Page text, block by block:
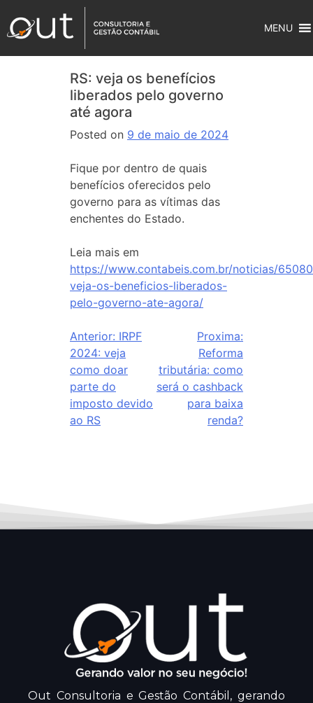
MENU
RS: veja os benefícios
liberados pelo governo
até agora
Posted on 9 de maio de 2024
Fique por dentro de quais
benefícios oferecidos pelo
governo para as vítimas das
enchentes do Estado.
Leia mais em
https://www.contabeis.com.br/noticias/
veja-os-beneficios-liberados-
pelo-governo-ate-agora/
Anterior: IRPF
2024: veja
como doar
parte do
imposto devido
ao RS
Proxima:
Reforma
tributária: como
será o cashback
para baixa
renda?
Out Consultoria e Gestão Contábil, gerando